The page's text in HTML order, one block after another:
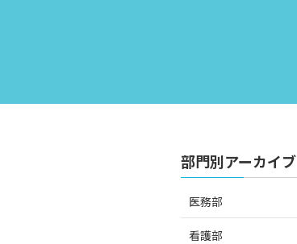
部門別アーカイブ
医務部
看護部